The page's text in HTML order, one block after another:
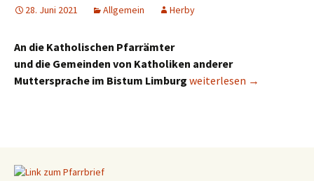
28. Juni 2021 Allgemein Herby
An die Katholischen Pfarrämter
und die Gemeinden von Katholiken anderer
Muttersprache im Bistum Limburg Dienstanweisung Limburg
weiterlesen →